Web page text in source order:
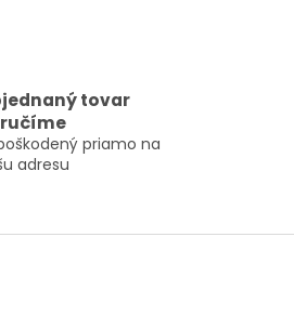
tovar
priamo na
adresu